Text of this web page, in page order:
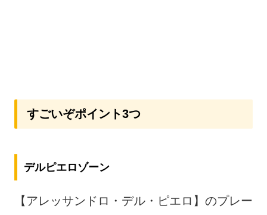
すごいぞポイント3つ
デルピエロゾーン
【アレッサンドロ・デル・ピエロ】のプレー